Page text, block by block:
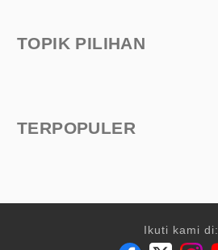
TOPIK PILIHAN
TERPOPULER
Ikuti kami di: